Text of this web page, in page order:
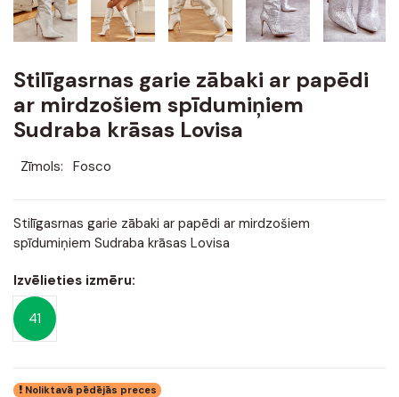
Stilīgasrnas garie zābaki ar papēdi
ar mirdzošiem spīdumiņiem
Sudraba krāsas Lovisa
Zīmols: Fosco
Stilīgasrnas garie zābaki ar papēdi ar mirdzošiem
spīdumiņiem Sudraba krāsas Lovisa
Izvēlieties izmēru:
41
Noliktavā pēdējās preces